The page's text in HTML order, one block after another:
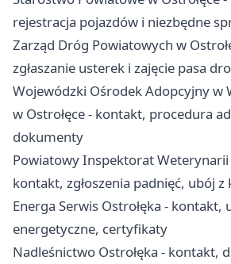
rejestracja pojazdów i niezbędne
Zarząd Dróg Powiatowych w
zgłaszanie usterek i zajęcie pasa
Wojewódzki Ośrodek Adopcyjny w
w Ostrołęce - kontakt, procedura
dokumenty
Powiatowy Inspektorat Weterynarii
kontakt, zgłoszenia padnięć, ubój z
Energa Serwis Ostrołęka - kontakt,
energetyczne, certyfikaty
Nadleśnictwo Ostrołęka - kontakt,